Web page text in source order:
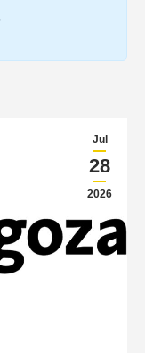
Jul
28
2026